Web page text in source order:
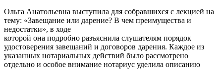
Ольга Анатольевна выступила для собравшихся с лекцией на
тему: «Завещание или дарение? В чем преимущества и
недостатки», в ходе
которой она подробно разъяснила слушателям порядок
удостоверения завещаний и договоров дарения. Каждое из
указанных нотариальных действий было рассмотрено
отдельно и особое внимание нотариус уделила описанию